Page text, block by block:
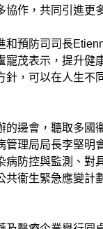
作，共同引進更
預防司司長
茂表示，提升健
，可以在人生不
邊會，聽取多國
理局局長李堅明
防控與監測、對
衞生緊急應變計